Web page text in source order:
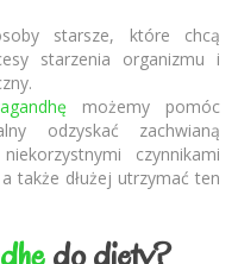
starsze, które chcą
starzenia organizmu i
możemy pomóc
odzyskać zachwianą
czynnikami
także dłużej utrzymać ten
do diety?